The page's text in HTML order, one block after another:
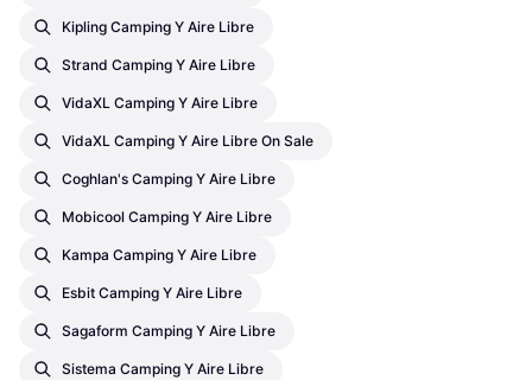
Kipling Camping Y Aire Libre
Strand Camping Y Aire Libre
VidaXL Camping Y Aire Libre
VidaXL Camping Y Aire Libre On Sale
Coghlan's Camping Y Aire Libre
Mobicool Camping Y Aire Libre
Kampa Camping Y Aire Libre
Esbit Camping Y Aire Libre
Sagaform Camping Y Aire Libre
Sistema Camping Y Aire Libre